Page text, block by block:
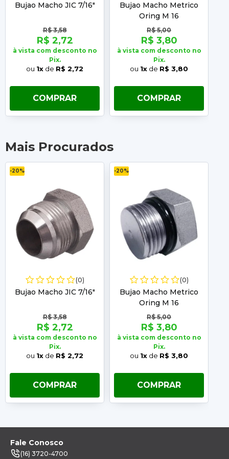
Bujao Macho JIC 7/16"
R$ 3,58
R$ 2,72
à vista com desconto no
Pix.
ou 1x de R$ 2,72
COMPRAR
Bujao Macho Metrico
Oring M 16
R$ 5,00
R$ 3,80
à vista com desconto no
Pix.
ou 1x de R$ 3,80
COMPRAR
Mais Procurados
-20%
(0)
Bujao Macho JIC 7/16"
R$ 3,58
R$ 2,72
à vista com desconto no
Pix.
ou 1x de R$ 2,72
COMPRAR
-20%
(0)
Bujao Macho Metrico
Oring M 16
R$ 5,00
R$ 3,80
à vista com desconto no
Pix.
ou 1x de R$ 3,80
COMPRAR
Fale Conosco
(16) 3720-4700